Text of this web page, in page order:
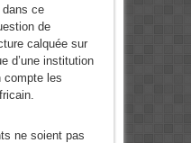
ce
de
calquée sur
d’une institution
compte les
ne soient pas